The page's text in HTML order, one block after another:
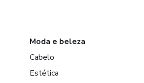
Moda e beleza
Cabelo
Estética